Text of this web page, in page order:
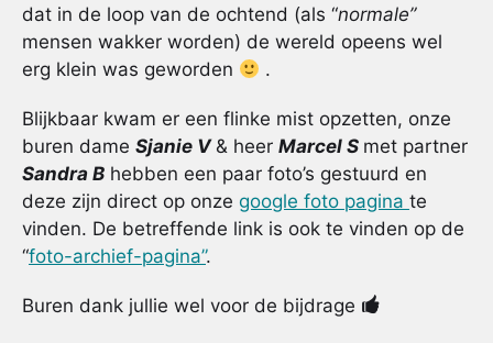
dat in de loop van de ochtend (als “normale”
mensen wakker worden) de wereld opeens wel
erg klein was geworden
.
Blijkbaar kwam er een flinke mist opzetten, onze
buren dame Sjanie V & heer Marcel S met partner
Sandra B hebben een paar foto’s gestuurd en
deze zijn direct op onze google foto pagina te
vinden. De betreffende link is ook te vinden op de
“foto-archief-pagina”.
Buren dank jullie wel voor de bijdrage